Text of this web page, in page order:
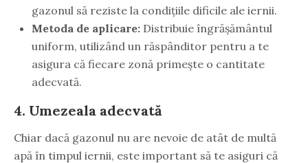
gazonul să reziste la condițiile dificile ale iernii.
Metoda de aplicare: Distribuie îngrășământul
uniform, utilizând un răspânditor pentru a te
asigura că fiecare zonă primește o cantitate
adecvată.
4. Umezeala adecvată
Chiar dacă gazonul nu are nevoie de atât de multă
apă în timpul iernii, este important să te asiguri că